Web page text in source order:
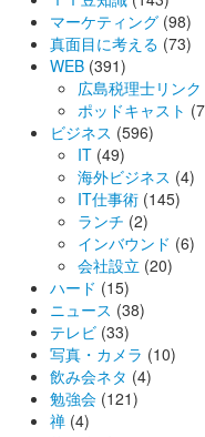
マーケティング (98)
真面目に考える (73)
WEB (391)
広島税理士リンク
ポッドキャスト
ビジネス (596)
IT (49)
海外ビジネス (4)
IT仕事術 (145)
ランチ (2)
インバウンド (6)
会社設立 (20)
ハード (15)
ニュース (38)
テレビ (33)
写真・カメラ (10)
飲み会ネタ (4)
勉強会 (121)
禅 (4)